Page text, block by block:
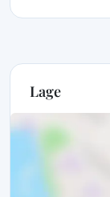
Lage